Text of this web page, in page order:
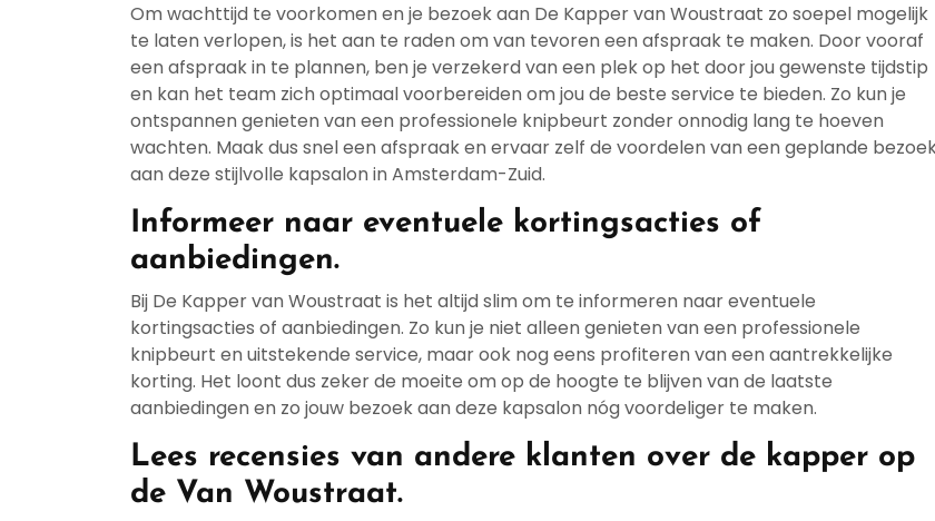
Om wachttijd te voorkomen en je bezoek aan De Kapper van Woustraat zo soepel mogelijk
te laten verlopen, is het aan te raden om van tevoren een afspraak te maken. Door vooraf
een afspraak in te plannen, ben je verzekerd van een plek op het door jou gewenste tijdstip
en kan het team zich optimaal voorbereiden om jou de beste service te bieden. Zo kun je
ontspannen genieten van een professionele knipbeurt zonder onnodig lang te hoeven
wachten. Maak dus snel een afspraak en ervaar zelf de voordelen van een geplande
aan deze stijlvolle kapsalon in Amsterdam-Zuid.
Informeer naar eventuele kortingsacties of
aanbiedingen.
Bij De Kapper van Woustraat is het altijd slim om te informeren naar eventuele
kortingsacties of aanbiedingen. Zo kun je niet alleen genieten van een professionele
knipbeurt en uitstekende service, maar ook nog eens profiteren van een aantrekkelijke
korting. Het loont dus zeker de moeite om op de hoogte te blijven van de laatste
aanbiedingen en zo jouw bezoek aan deze kapsalon nóg voordeliger te maken.
Lees recensies van andere klanten over de kapper op
de Van Woustraat.